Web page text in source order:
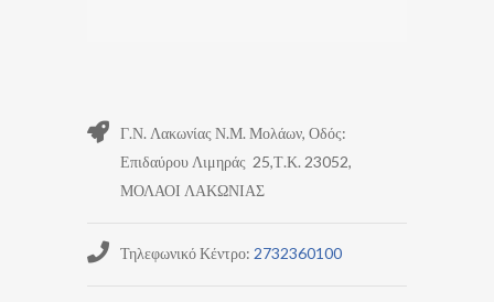
Γ.Ν. Λακωνίας Ν.Μ. Μολάων, Οδός:
Επιδαύρου Λιμηράς 25,Τ.Κ. 23052,
ΜΟΛΑΟΙ ΛΑΚΩΝΙΑΣ
Τηλεφωνικό Κέντρο: 2732360100